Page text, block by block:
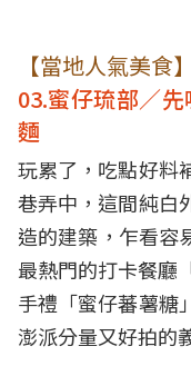
【當地人氣美食】
03.蜜仔琉部／
麵
玩累了，吃點好料
巷弄中，這間純白
造的建築，乍看容
最熱門的打卡餐廳
手禮「蜜仔蕃薯糖
澎派分量又好拍的